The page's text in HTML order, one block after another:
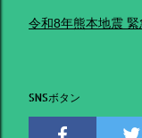
令和8年熊本地震
SNSボタン